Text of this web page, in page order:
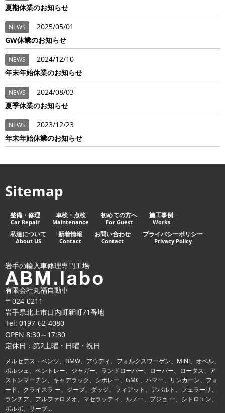
夏期休業のお知らせ
NEWS
2025/05/01
GW休業のお知らせ
NEWS
2024/12/10
年末年始休業のお知らせ
NEWS
2024/08/03
夏季休業のお知らせ
NEWS
2023/12/23
年末年始休業のお知らせ
Sitemap
整備・修理
Car Repair
車検・点検
Maintenance
初めての方へ
For Guest
施工事例
Works
私達について
About US
新着情報
Contact
お問い合わせ
Contact
プライバシーポリシー
Privacy Policy
岩手の輸入車修理専門工場
有限会社丸福自動車
〒024-0211
岩手県北上市口内町新町71番地
Tel: 0197-62-4080
OPEN 8:30～17:30
定休日：第2土曜・日曜・祝日
メルセデス・ベンツ、BMW、アウディ、フォルクスワーゲン、MINI、オペル、
ポルシェ、ベントレー、ジャガー、ランドローバー、ローバー、ロータス、ア
ストンマーチン、キャデラック、シボレー、GMC、ハマー、リンカーン、フォ
ード、クライスラ ー、ジープ、ダッジ、フィアット、アバルト、フェラーリ、
ランチア、アルファロメオ、マセラッティ、ルノー、プジョ ー、シトロエン、
ボルボ、サーブ…